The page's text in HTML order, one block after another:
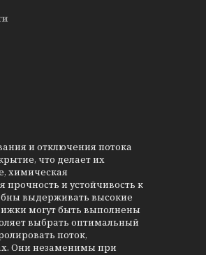
и отключения потока
что делает их
химическая
и устойчивость к
выдерживать высокие
могут быть выполнены
выбрать оптимальный
поток,
Они незаменимы при